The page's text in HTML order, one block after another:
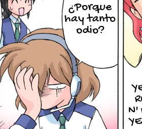
¿Porque
hay tanto
odio?
N'